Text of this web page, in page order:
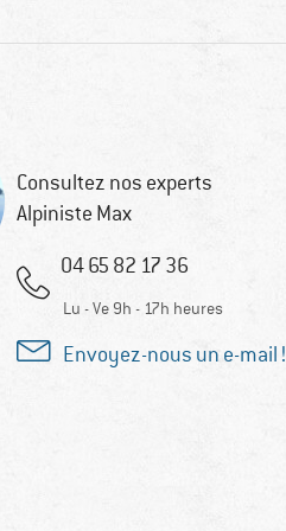
Consultez nos experts
Alpiniste Max
04 65 82 17 36
Lu - Ve 9h - 17h heures
Envoyez-nous un e-mail !